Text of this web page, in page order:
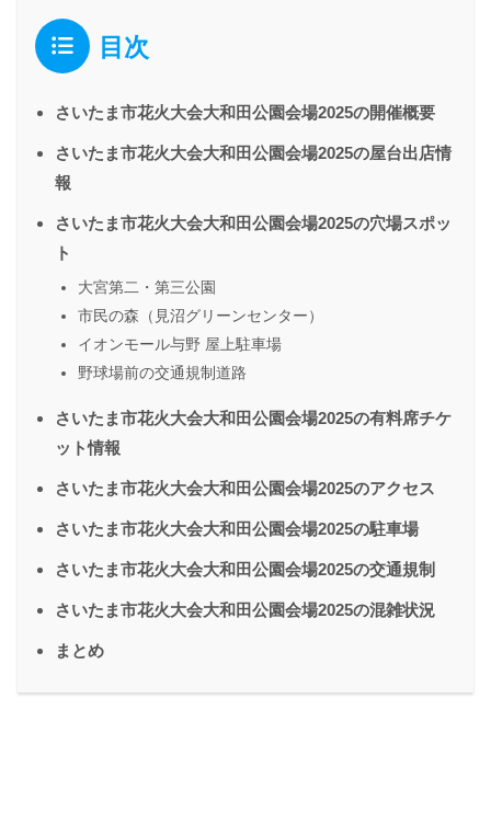
目次
さいたま市花火大会大和田公園会場2025の開催概要
さいたま市花火大会大和田公園会場2025の屋台出店情
報
さいたま市花火大会大和田公園会場2025の穴場スポッ
ト
大宮第二・第三公園
市民の森（見沼グリーンセンター）
イオンモール与野 屋上駐車場
野球場前の交通規制道路
さいたま市花火大会大和田公園会場2025の有料席チケ
ット情報
さいたま市花火大会大和田公園会場2025のアクセス
さいたま市花火大会大和田公園会場2025の駐車場
さいたま市花火大会大和田公園会場2025の交通規制
さいたま市花火大会大和田公園会場2025の混雑状況
まとめ